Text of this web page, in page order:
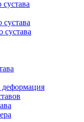
сустава
сустава
сустава
деформация